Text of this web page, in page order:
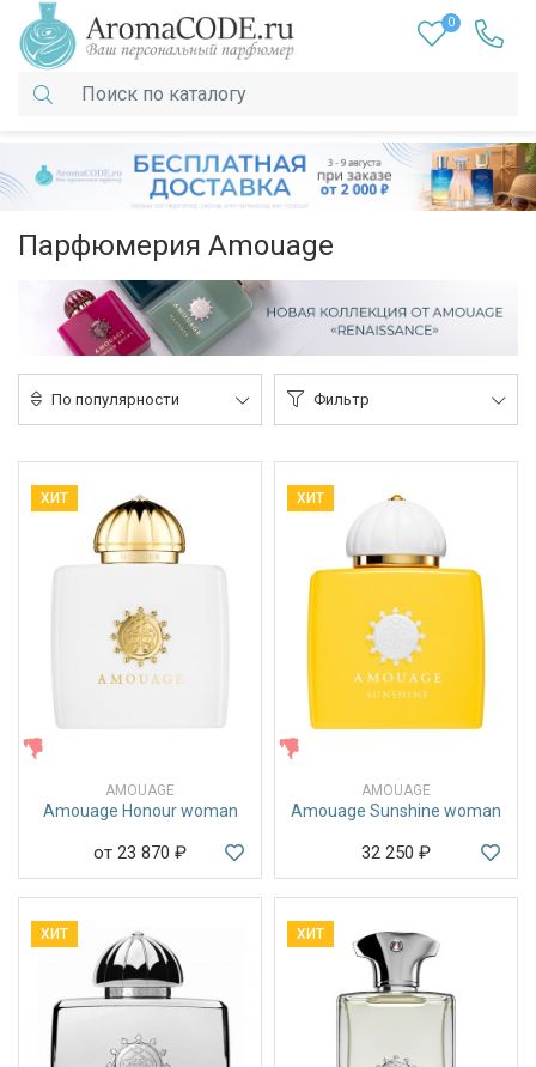
0
Парфюмерия Amouage
По популярности Фильтр
ХИТ
AMOUAGE
Amouage Honour woman
от 23 870 ₽
ХИТ
AMOUAGE
Amouage Sunshine woman
32 250 ₽
ХИТ ХИТ